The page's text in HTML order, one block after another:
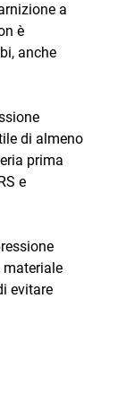
a
è
anche
di almeno
prima
e
evitare